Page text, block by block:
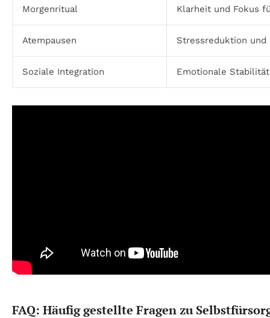
Morgenritual Klarheit und Fokus
Atempausen Stressreduktion und
Soziale Integration Emotionale
FAQ: Häufig gestellte Fragen zu